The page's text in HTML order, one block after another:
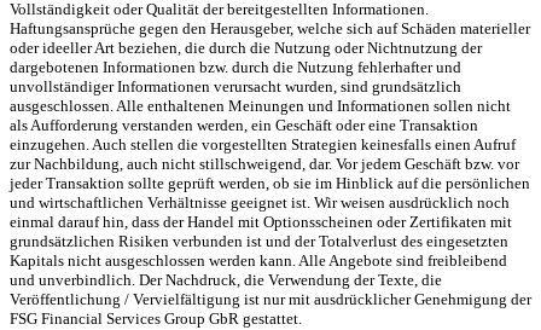
Vollständigkeit oder Qualität der bereitgestellten Informationen.
Haftungsansprüche gegen den Herausgeber, welche sich auf Schäden materieller
oder ideeller Art beziehen, die durch die Nutzung oder Nichtnutzung der
dargebotenen Informationen bzw. durch die Nutzung fehlerhafter und
unvollständiger Informationen verursacht wurden, sind grundsätzlich
ausgeschlossen. Alle enthaltenen Meinungen und Informationen sollen nicht
als Aufforderung verstanden werden, ein Geschäft oder eine Transaktion
einzugehen. Auch stellen die vorgestellten Strategien keinesfalls einen Aufruf
zur Nachbildung, auch nicht stillschweigend, dar. Vor jedem Geschäft bzw. vor
jeder Transaktion sollte geprüft werden, ob sie im Hinblick auf die persönlichen
und wirtschaftlichen Verhältnisse geeignet ist. Wir weisen ausdrücklich noch
einmal darauf hin, dass der Handel mit Optionsscheinen oder Zertifikaten mit
grundsätzlichen Risiken verbunden ist und der Totalverlust des eingesetzten
Kapitals nicht ausgeschlossen werden kann. Alle Angebote sind freibleibend
und unverbindlich. Der Nachdruck, die Verwendung der Texte, die
Veröffentlichung / Vervielfältigung ist nur mit ausdrücklicher Genehmigung der
FSG Financial Services Group GbR gestattet.